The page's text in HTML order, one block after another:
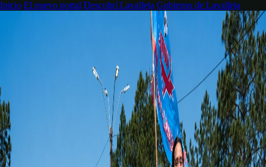
Inicio El nuevo portal Descubrí Lavalleja Gobierno de Lavalleja